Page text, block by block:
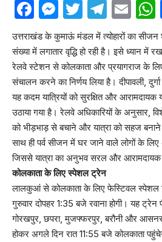
Facebook
Messenger
Twitter
उत्तराखंड के कुमाऊं मंडल में त्योहारों का सीजन
संख्या में लगातार वृद्धि हो रही है। इसे ध्यान
रेलवे स्टेशन से कोलकाता और प्रयागराज के
संचालन करने का निर्णय लिया है। दीपावली,
यह कदम यात्रियों को सुरक्षित और आरामदायक
उठाया गया है। रेलवे अधिकारियों के अनुसार,
को भीड़भाड़ से बचाने और यात्रा को सहज
साथ ही पर्व सीजन में घर जाने वाले लोगों के लिए
जिससे यात्रा का अनुभव सरल और आरामदायक
कोलकाता के लिए स्पेशल ट्रेन
लालकुआं से कोलकाता के लिए फेस्टिवल
गुरुवार दोपहर 1:35 बजे रवाना होगी। यह ट्रेन
गोरखपुर, छपरा, मुजफ्फरपुर, बरौनी और
होकर अगले दिन रात 11:55 बजे कोलकाता